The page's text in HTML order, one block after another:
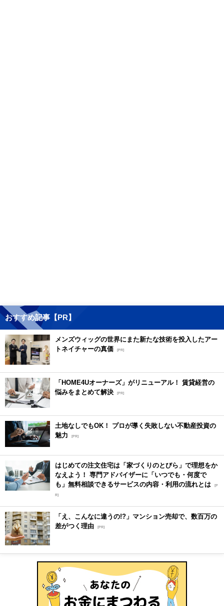
おすすめ記事【PR】
メンズウィッグの世界にまた新たな技術を投入したアー
トネイチャーの真価 [PR]
「HOME4Uオーナーズ」がリニューアル！ 賃貸経営の
悩みをまとめて解決 [PR]
土地なしでもOK！ プロが導く失敗しない不動産投資の
魅力
[PR]
はじめての注文住宅は「家づくりのとびら」で理想をか
なえよう！ 専門アドバイザーに「いつでも・何度で
も」無料相談できるサービスの内容・利用の流れとは [P
R]
「え、こんなに違うの!?」マンション売却で、数百万の
差がつく理由 [PR]